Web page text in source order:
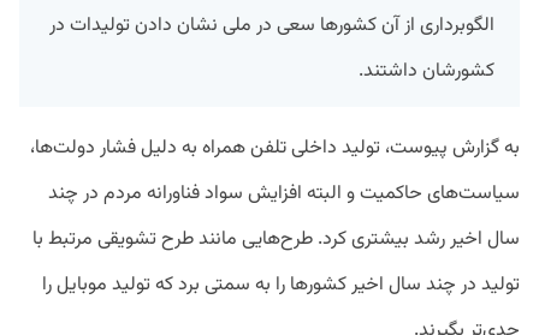
الگوبرداری از آن کشورها سعی در ملی نشان دادن تولیدات در
کشورشان داشتند.
به گزارش پیوست، تولید داخلی تلفن همراه به دلیل فشار دولت‌ها،
سیاست‌های حاکمیت و البته افزایش سواد فناورانه مردم در چند
سال اخیر رشد بیشتری کرد. طرح‌هایی مانند طرح تشویقی مرتبط با
تولید در چند سال اخیر کشورها را به سمتی برد که تولید موبایل را